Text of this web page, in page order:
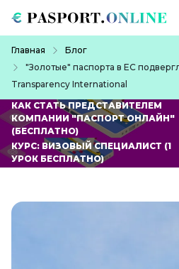
Главная
Блог
"Золотые" паспорта в ЕС
Transparency International
КАК СТАТЬ ПРЕДСТАВИТЕЛЕМ
КОМПАНИИ "ПАСПОРТ ОНЛАЙН"
(БЕСПЛАТНО)
КУРС: ВИЗОВЫЙ СПЕЦИАЛИСТ (1
УРОК БЕСПЛАТНО)